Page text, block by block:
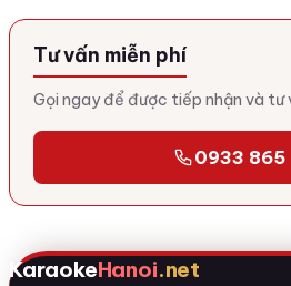
Tư vấn miễn phí
Gọi ngay để được tiếp nhận và tư
0933 865
KaraokeHanoi.net